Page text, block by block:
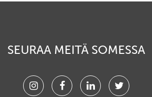
SEURAA MEITÄ SOMESSA
InstagramFacebookLinkedinTwitter